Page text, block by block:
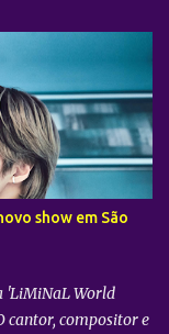
cidade de Los
ao público uma
de alta qualidade,
da primeira turnê
entretenimento
Trafalgar, o evento
como
um bônus especial
show em São
'LiMiNaL World
cantor, compositor e